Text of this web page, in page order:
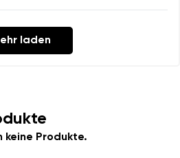
laden
keine Produkte.